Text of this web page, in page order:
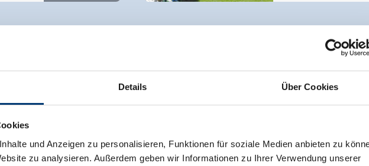
Details Über Cookies
und Anzeigen zu personalisieren, Funktionen für soziale Medien anbieten zu
zu analysieren. Außerdem geben wir Informationen zu Ihrer Verwendung unserer
ZO
Gegevens
Fitness Workout
Isskogelbahn
Gerlos